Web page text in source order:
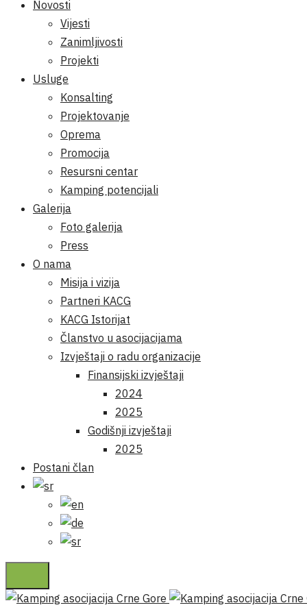
Novosti
Vijesti
Zanimljivosti
Projekti
Usluge
Konsalting
Projektovanje
Oprema
Promocija
Resursni centar
Kamping potencijali
Galerija
Foto galerija
Press
O nama
Misija i vizija
Partneri KACG
KACG Istorijat
Članstvo u asocijacijama
Izvještaji o radu organizacije
Finansijski izvještaji
2024
2025
Godišnji izvještaji
2025
Postani član